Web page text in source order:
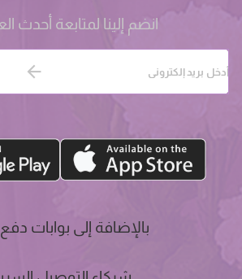
انضم إلينا لمتابعة أحدث
بالإضافة إلى بوابات